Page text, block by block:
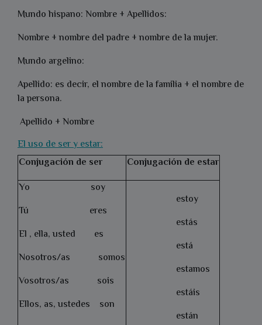
Mundo hispano: Nombre + Apellidos:
Nombre + nombre del padre + nombre de la mujer.
Mundo argelino:
Apellido: es decir, el nombre de la familia + el nombre de
la persona.
Apellido + Nombre
El uso de ser y estar:
Conjugación de ser
Conjugación de estar
Yo soy
Tú eres
El , ella, usted es
Nosotros/as somos
Vosotros/as sois
Ellos, as, ustedes son
estoy
estás
está
estamos
estáis
están